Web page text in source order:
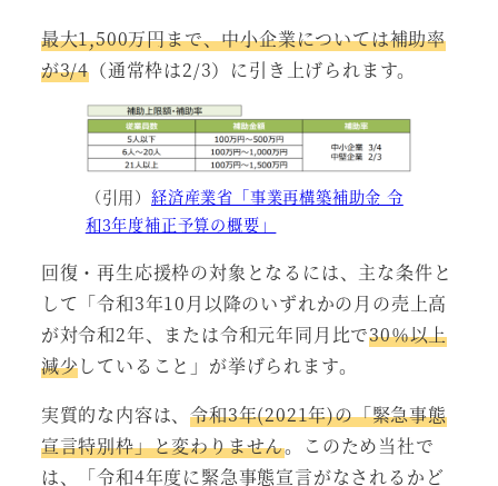
最大1,500万円まで、中小企業については補助率
が3/4 （通常枠は2/3）に引き上げられます。
（引用） 経済産業省「事業再構築補助金 令
和3年度補正予算の概要」
回復・再生応援枠の対象となるには、主な条件と
して「令和3年10月以降のいずれかの月の売上高
が対令和2年、または令和元年同月比で30％以上
減少していること」が挙げられます。
実質的な内容は、令和3年(2021年)の「緊急事態
宣言特別枠」と変わりません。このため当社で
は、「令和4年度に緊急事態宣言がなされるかど